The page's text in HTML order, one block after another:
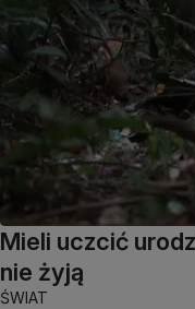
Mieli uczcić
nie żyją
ŚWIAT